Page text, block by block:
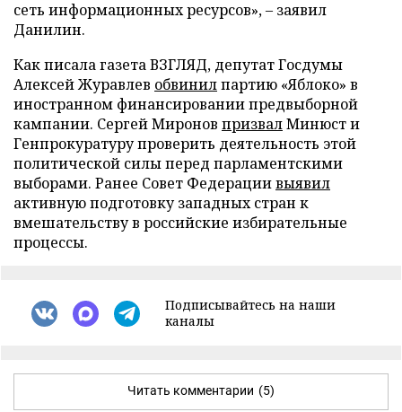
сеть информационных ресурсов», – заявил
Данилин.
Как писала газета ВЗГЛЯД, депутат Госдумы
Алексей Журавлев обвинилпартию «Яблоко» в
иностранном финансировании предвыборной
кампании. Сергей Миронов призвалМинюст и
Генпрокуратуру проверить деятельность этой
политической силы перед парламентскими
выборами. Ранее Совет Федерациивыявил
активную подготовку западных стран к
вмешательству в российские избирательные
процессы.
Подписывайтесь на наши
каналы
Читать комментарии (5)